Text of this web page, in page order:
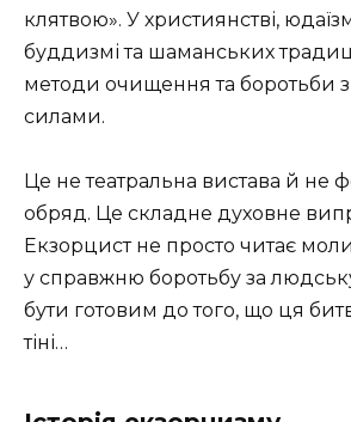
клятвою». У християнстві,
буддизмі та шаманських
методи очищення та боротьби
силами.
Це не театральна вистава й не
обряд. Це складне духовне
Екзорцист не просто читає
у справжню боротьбу за
бути готовим до того, що ця
тіні…